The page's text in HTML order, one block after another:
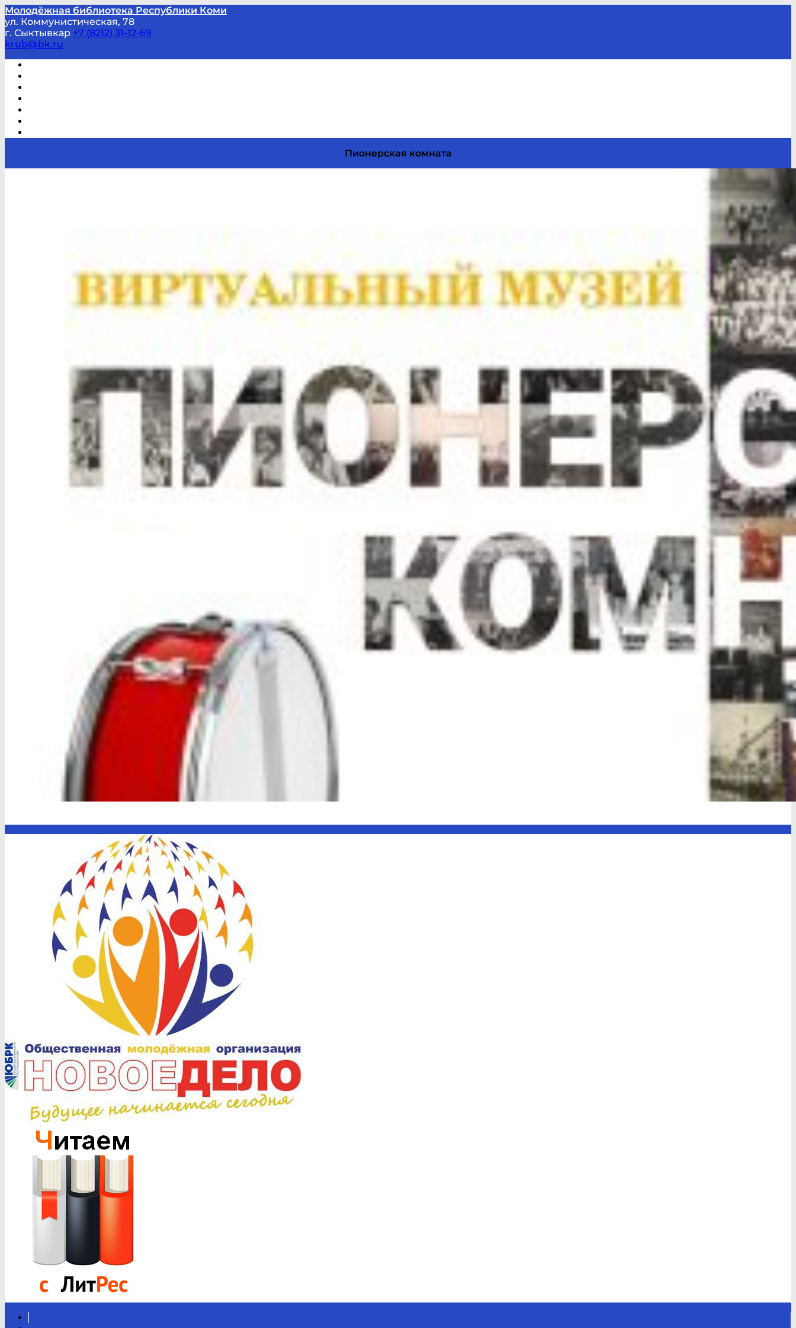
Молодёжная библиотека Республики Коми
ул. Коммунистическая, 78
г. Сыктывкар +7 (8212) 31-12-69
krub@bk.ru
Пионерская комната